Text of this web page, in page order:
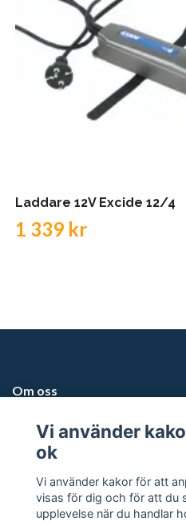
Laddare 12V Excide 12/4
1 339 kr
Om oss
Kundtjänst
Snabblänkar
Vi använder
ok
Vi använder kakor för att
visas för dig och för att du
upplevelse när du handlar